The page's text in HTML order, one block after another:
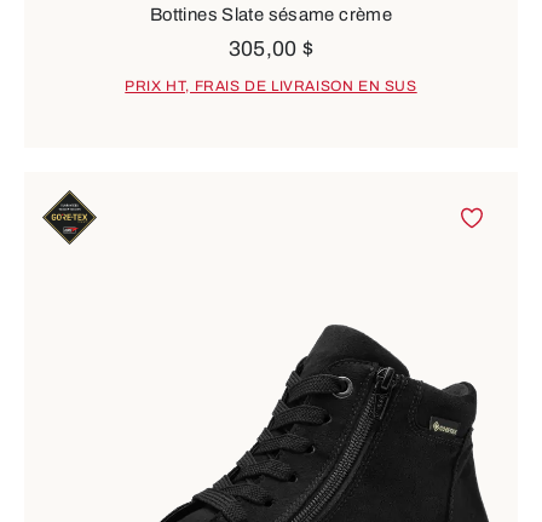
Bottines Slate sésame crème
305,00 $
PRIX HT, FRAIS DE LIVRAISON EN SUS